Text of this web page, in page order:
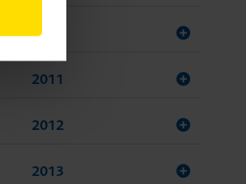
2009
2011
2012
2013